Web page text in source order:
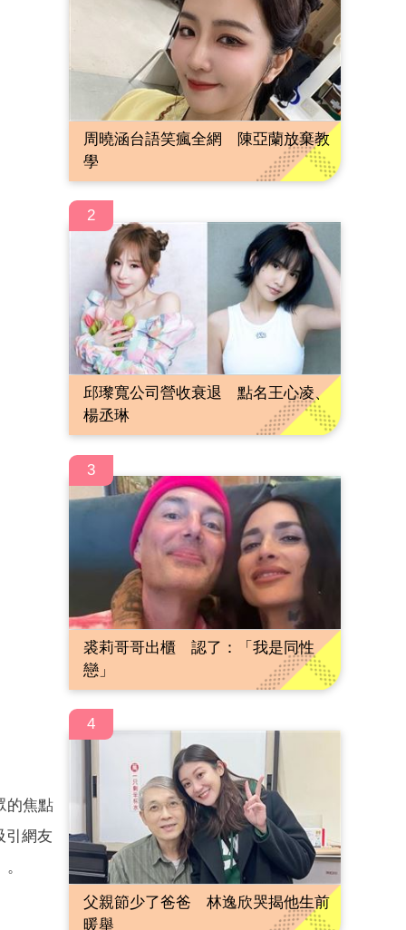
的焦點
引網友
周曉涵台語笑瘋全網 陳亞蘭放棄教
學
2
邱瓈寬公司營收衰退 點名王心凌、
楊丞琳
3
裘莉哥哥出櫃 認了：「我是同性
戀」
4
父親節少了爸爸 林逸欣哭揭他生前
暖舉